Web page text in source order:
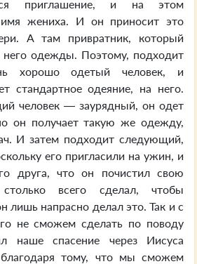
приглашение, и на этом
имя жениха. И он приносит это
А там привратник, который
него одежды. Поэтому, подходит
хорошо одетый человек, и
стандартное одеяние, на него.
человек — заурядный, он одет
он получает такую же одежду,
И затем подходит следующий,
его пригласили на ужин, и
друга, что он почистил свою
всего сделал, чтобы
лишь напрасно делал это. Так и с
не сможем сделать по поводу
наше спасение через Иисуса
тому, что мы сможем